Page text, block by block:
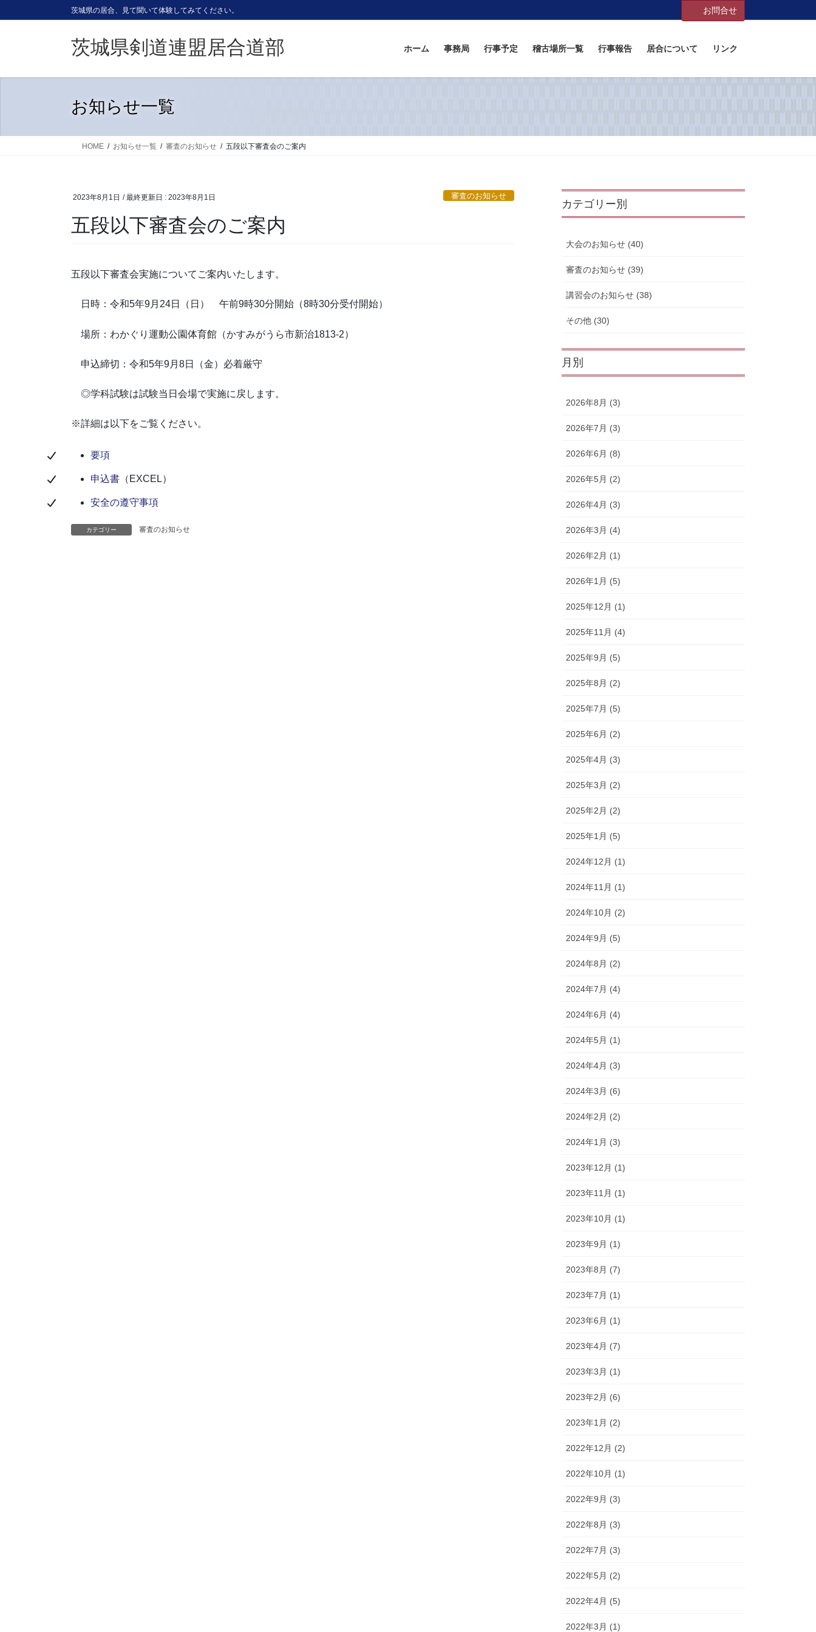
ン
に
ビ
ョ
動
茨城県の居合、見て聞いて体験してみてください。 お問合せ
茨城県剣道連盟居合道部 ホーム 事務局 行事予定 稽古場所一覧 行事報告 居合について リンク
お知らせ一覧
HOME お知らせ一覧 審査のお知らせ 五段以下審査会のご案内
2023年8月1日 / 最終更新日 : 2023年8月1日 審査のお知らせ
五段以下審査会のご案内
五段以下審査会実施についてご案内いたします。
日時：令和5年9月24日（日） 午前9時30分開始（8時30分受付開始）
場所：わかぐり運動公園体育館（かすみがうら市新治1813-2）
申込締切：令和5年9月8日（金）必着厳守
◎学科試験は試験当日会場で実施に戻します。
※詳細は以下をご覧ください。
要項
申込書 （EXCEL）
安全の遵守事項
カテゴリー 審査のお知らせ
カテゴリー別
大会のお知らせ (40)
審査のお知らせ (39)
講習会のお知らせ (38)
その他 (30)
月別
2026年8月 (3)
2026年7月 (3)
2026年6月 (8)
2026年5月 (2)
2026年4月 (3)
2026年3月 (4)
2026年2月 (1)
2026年1月 (5)
2025年12月 (1)
2025年11月 (4)
2025年9月 (5)
2025年8月 (2)
2025年7月 (5)
2025年6月 (2)
2025年4月 (3)
2025年3月 (2)
2025年2月 (2)
2025年1月 (5)
2024年12月 (1)
2024年11月 (1)
2024年10月 (2)
2024年9月 (5)
2024年8月 (2)
2024年7月 (4)
2024年6月 (4)
2024年5月 (1)
2024年4月 (3)
2024年3月 (6)
2024年2月 (2)
2024年1月 (3)
2023年12月 (1)
2023年11月 (1)
2023年10月 (1)
2023年9月 (1)
2023年8月 (7)
2023年7月 (1)
2023年6月 (1)
2023年4月 (7)
2023年3月 (1)
2023年2月 (6)
2023年1月 (2)
2022年12月 (2)
2022年10月 (1)
2022年9月 (3)
2022年8月 (3)
2022年7月 (3)
2022年5月 (2)
2022年4月 (5)
2022年3月 (1)